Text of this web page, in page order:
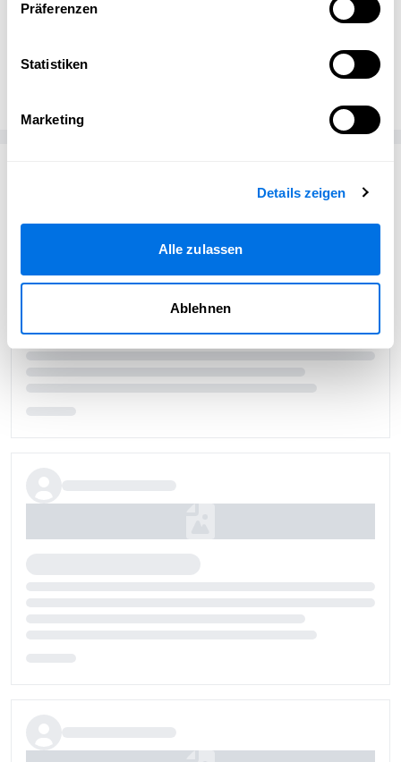
Präferenzen
Statistiken
Marketing
Details zeigen
Alle zulassen
Ablehnen
Schriesheim erleben